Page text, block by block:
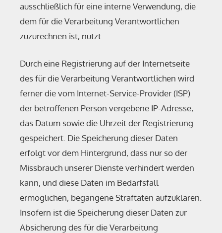
ausschließlich für eine interne Verwendung, die
dem für die Verarbeitung Verantwortlichen
zuzurechnen ist, nutzt.
Durch eine Registrierung auf der Internetseite
des für die Verarbeitung Verantwortlichen wird
ferner die vom Internet-Service-Provider (ISP)
der betroffenen Person vergebene IP-Adresse,
das Datum sowie die Uhrzeit der Registrierung
gespeichert. Die Speicherung dieser Daten
erfolgt vor dem Hintergrund, dass nur so der
Missbrauch unserer Dienste verhindert werden
kann, und diese Daten im Bedarfsfall
ermöglichen, begangene Straftaten aufzuklären.
Insofern ist die Speicherung dieser Daten zur
Absicherung des für die Verarbeitung